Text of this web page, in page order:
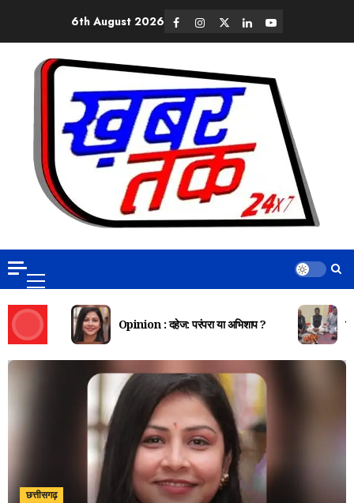
6th August 2026
Opinion : दहेज: परंपरा या अभिशाप ?
छत्तीसगढ़